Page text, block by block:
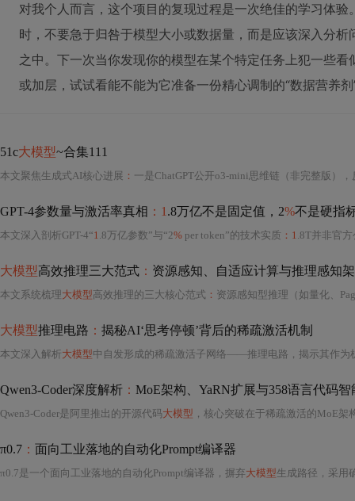
对我个人而言，这个项目的复现过程是一次绝佳的学习体
时，不要急于归咎于模型大小或数据量，而是应该深入分
之中。下一次当你发现你的模型在某个特定任务上犯一些看
或加层，试试看能不能为它准备一份精心调制的“数据营养
51c大模型~合集111
本文聚焦生成式AI核心进展 ： 一是ChatGPT公开o3-mini思维链（非完整版），
GPT-4参数量与激活率真相 ：1 .8万亿不是固定值，2%不是硬指
本文深入剖析GPT-4“1.8万亿参数”与“2% per token”的技术实质 ：1.8T并非官方公布值，而是
大模型高效推理三大范式 ： 资源感知、自适应计算与推理感知
本文系统梳理大模型高效推理的三大核心范式 ： 资源感知型推理（如量化、PagedAttention）、自适应计算（如Speculative Decoding
大模型推理电路 ： 揭秘AI‘思考停顿’背后的稀疏激活机制
本文深入解析大模型中自发形成的稀疏激活子网络——推理电路，揭示其作为机器推理核心机制的本质
Qwen3-Coder深度解析 ： MoE架构、YaRN扩展与358语言代码智
Qwen3-Coder是阿里推出的开源代码大模型 ，核心突破在于稀疏激活的MoE架构（4800亿总参/350亿
π0.7 ： 面向工业落地的自动化Prompt编译器
π0.7是一个面向工业落地的自动化Prompt编译器，摒弃大模型生成路径，采用